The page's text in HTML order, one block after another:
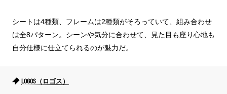
シートは4種類、フレームは2種類がそろっていて、組み合わせ
は全8パターン。シーンや気分に合わせて、見た目も座り心地も
自分仕様に仕立てられるのが魅力だ。
LOGOS（ロゴス）